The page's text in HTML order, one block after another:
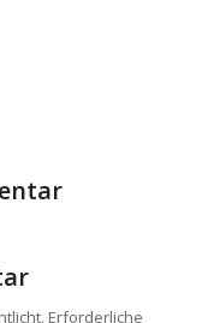
Erforderliche